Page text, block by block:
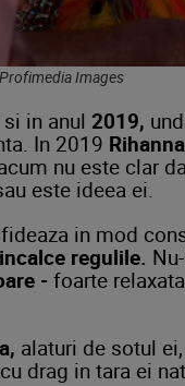
Images
si in anul 2019,
In 2019 Rihanna
nu este clar
este ideea ei.
in mod
regulile.
- foarte
alaturi de sotul ei,
drag in tara ei